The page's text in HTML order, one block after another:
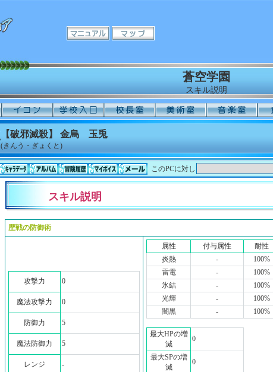
蒼空学園
スキル説明
【破邪滅殺】 金烏 玉兎
(きんう・ぎょくと)
このPCに対し
スキル説明
歴戦の防御術
攻撃力 0
魔法攻撃力 0
防御力 5
魔法防御力 5
レンジ -
属性 付与属性
耐性
炎熱
-
100%
雷電
-
100%
氷結
-
100%
光輝
-
100%
闇黒
- 100%
最大HPの増
減
0
最大SPの増
減
0